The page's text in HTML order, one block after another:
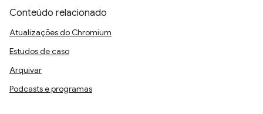
Conteúdo relacionado
Atualizações do Chromium
Estudos de caso
Arquivar
Podcasts e programas